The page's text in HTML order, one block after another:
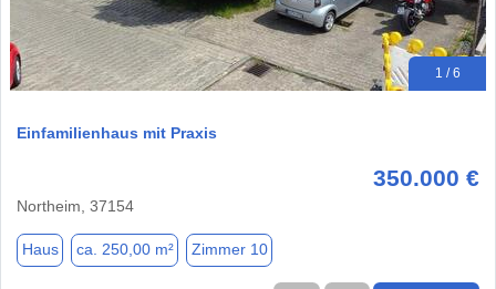
1 / 6
Einfamilienhaus mit Praxis
350.000 €
Northeim, 37154
Haus ca. 250,00 m² Zimmer 10